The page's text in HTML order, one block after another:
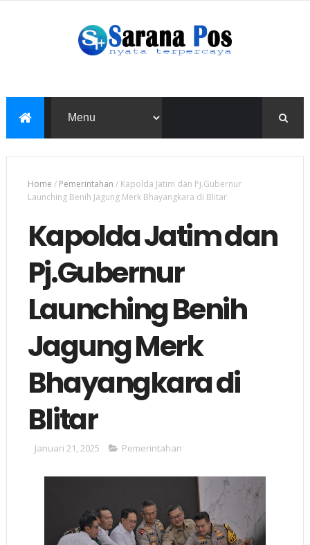
Home / Pemerintahan / Kapolda Jatim dan Pj.Gubernur
Launching Benih Jagung Merk Bhayangkara di Blitar
Kapolda Jatim dan
Pj.Gubernur
Launching Benih
Jagung Merk
Bhayangkara di
Blitar
Januari 21, 2025 Pemerintahan